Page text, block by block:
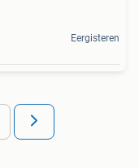
Eergisteren